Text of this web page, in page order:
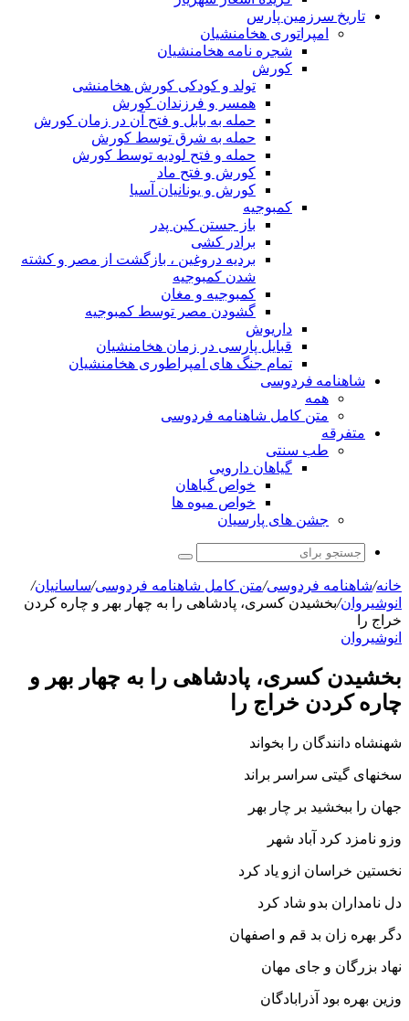
تاریخ سرزمین پارس
امپراتوری هخامنشیان
شجره نامه هخامنشیان
کورش
تولد و کودکی کورش هخامنشی
همسر و فرزندان کورش
حمله به بابل و فتح آن در زمان کورش
حمله به شرق توسط کورش
حمله و فتح لودیه توسط کورش
کورش و فتح ماد
کورش و یونانیان آسیا
کمبوجیه
باز جستن کین پدر
برادر کشی
بردیه دروغین ، بازگشت از مصر و کشته
شدن کمبوجیه
کمبوجیه و مغان
گشودن مصر توسط کمبوجیه
داریوش
قبایل پارسی در زمان هخامنشیان
تمام جنگ های امپراطوری هخامنشیان
شاهنامه فردوسی
همه
متن کامل شاهنامه فردوسی
متفرقه
طب سنتی
گیاهان دارویی
خواص گیاهان
خواص میوه ها
جشن های پارسیان
جستجو
برای
خانه/شاهنامه فردوسی/متن کامل شاهنامه فردوسی/ساسانیان/
انوشیروان/بخشیدن کسرى، پادشاهى را به چهار بهر و چاره کردن
خراج را
انوشیروان
بخشیدن کسرى، پادشاهى را به چهار بهر و
چاره کردن خراج را
شهنشاه دانندگان را بخواند
سخنهاى گیتى سراسر براند
جهان را ببخشید بر چار بهر
وزو نامزد کرد آباد شهر
نخستین خراسان ازو یاد کرد
دل نامداران بدو شاد کرد
دگر بهره زان بد قم و اصفهان
نهاد بزرگان و جاى مهان‏
وزین بهره بود آذرابادگان